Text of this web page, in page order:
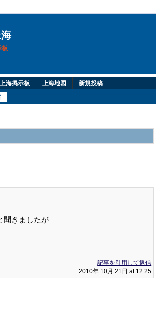
板
海掲示板 上海地図 新規投稿
聞きましたが
記事を引用して返信
2010年 10月 21日 at 12:25